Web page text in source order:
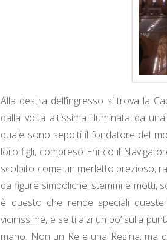
Alla destra dell’ingresso si trova la
dalla volta altissima illuminata da
quale sono sepolti il fondatore del
loro figli, compreso Enrico il
scolpito come un merletto prezioso,
da figure simboliche, stemmi e motti,
è questo che rende speciali
vicinissime, e se ti alzi un po’ sulla
mano. Non un Re e una Regina, ma